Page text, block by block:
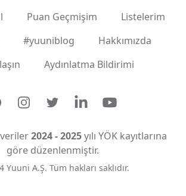
Puan Geçmişim
Listelerim
#yuuniblog
Hakkımızda
Aydınlatma Bildirimi
InstagramTwitterLinkedInYouTube
veriler2024 - 2025yılı YÖK kayıtlarına
göre düzenlenmiştir.
Yuuni A.Ş. Tüm hakları saklıdır.